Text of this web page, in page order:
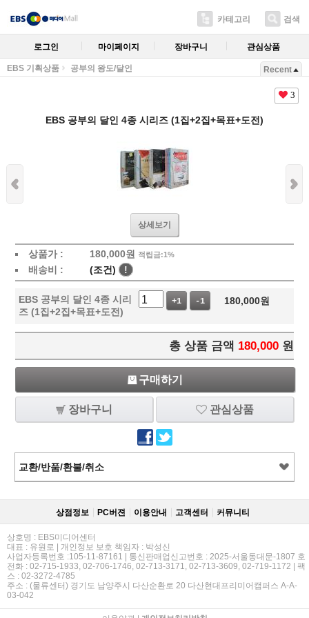
카테고리 검색
로그인 마이페이지 장바구니 관심상품
EBS 기획상품 공부의 왕도/달인 Recent
3
EBS 공부의 달인 4종 시리즈 (1집+2집+목표+도전)
상세보기
상품가 : 180,000원 적립금:1%
배송비 : (조건) !
EBS 공부의 달인 4종 시리
즈 (1집+2집+목표+도전)
+1 -1 180,000원
총 상품 금액 180,000 원
구매하기
장바구니 관심상품
교환/반품/환불/취소
상점정보 PC버젼 이용안내 고객센터 커뮤니티
상호명 : EBS미디어센터
대표 : 유원로 | 개인정보 보호 책임자 : 박성신
사업자등록번호 :105-11-87161 | 통신판매업신고번호 : 2025-서울동대문-1807 호
전화 : 02-715-1933, 02-706-1746, 02-713-3171, 02-713-3609, 02-719-1172 | 팩
스 : 02-3272-4785
주소 : (물류센터) 경기도 남양주시 다산순환로 20 다산현대프리미어캠퍼스 A-A-
03-042